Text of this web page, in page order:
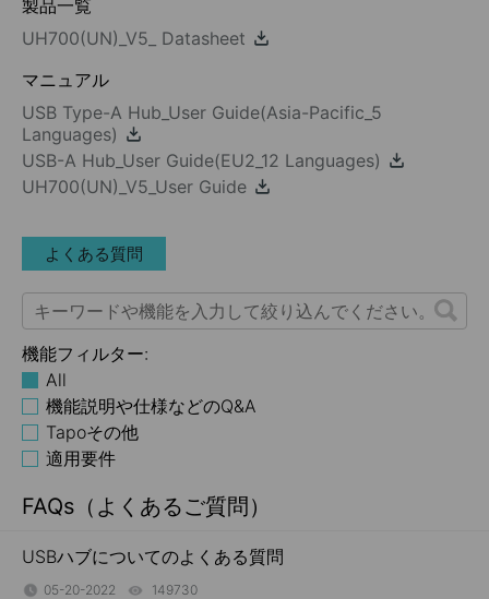
製品一覧
UH700(UN)_V5_ Datasheet
マニュアル
USB Type-A Hub_User Guide(Asia-Pacific_5
Languages)
USB-A Hub_User Guide(EU2_12 Languages)
UH700(UN)_V5_User Guide
よくある質問
機能フィルター:
All
機能説明や仕様などのQ&A
Tapoその他
適用要件
FAQs（よくあるご質問）
USBハブについてのよくある質問
05-20-2022 149730